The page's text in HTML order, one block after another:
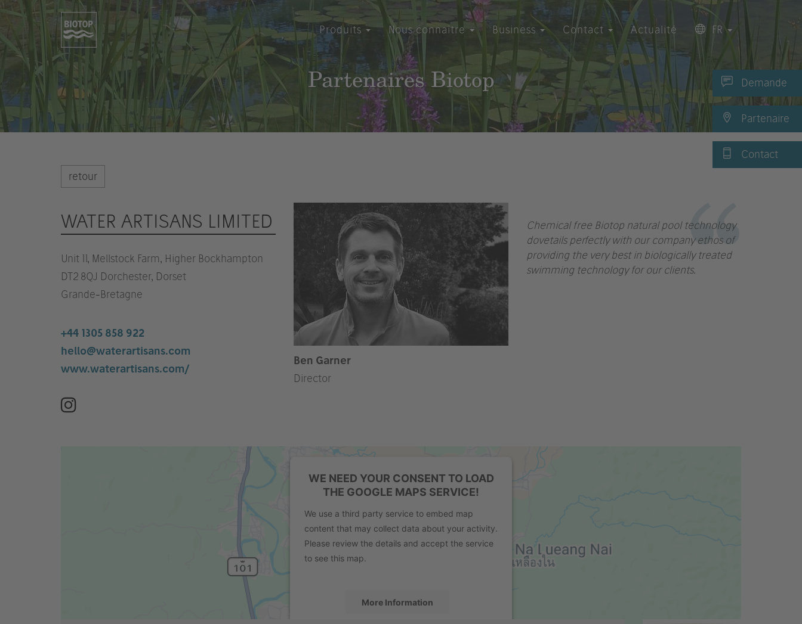
Demande
Partenaire
Contact
Produits Nous connaître Business Contact Actualité FR
Partenaires Biotop
retour
WATER ARTISANS LIMITED
Unit 11, Mellstock Farm, Higher Bockhampton
DT2 8QJ Dorchester, Dorset
Grande-Bretagne
+44 1305 858 922
hello@waterartisans.com
www.waterartisans.com/
Ben Garner
Director
Chemical free Biotop natural pool technology
dovetails perfectly with our company ethos of
providing the very best in biologically treated
swimming technology for our clients.
WE NEED YOUR CONSENT TO LOAD
THE GOOGLE MAPS SERVICE!
We use a third party service to embed map
content that may collect data about your activity.
Please review the details and accept the service
to see this map.
More Information